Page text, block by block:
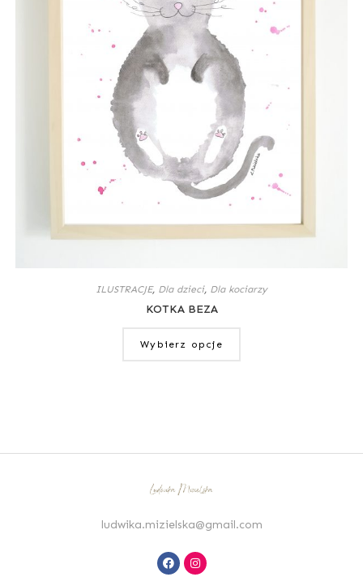
ILUSTRACJE, Dla dzieci, Dla kociarzy
KOTKA BEZA
Wybierz opcje
ludwika.mizielska@gmail.com